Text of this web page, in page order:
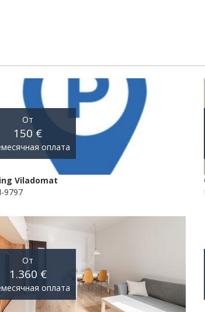
От
150 €
оплата
Viladomat
9797
От
1.360 €
оплата